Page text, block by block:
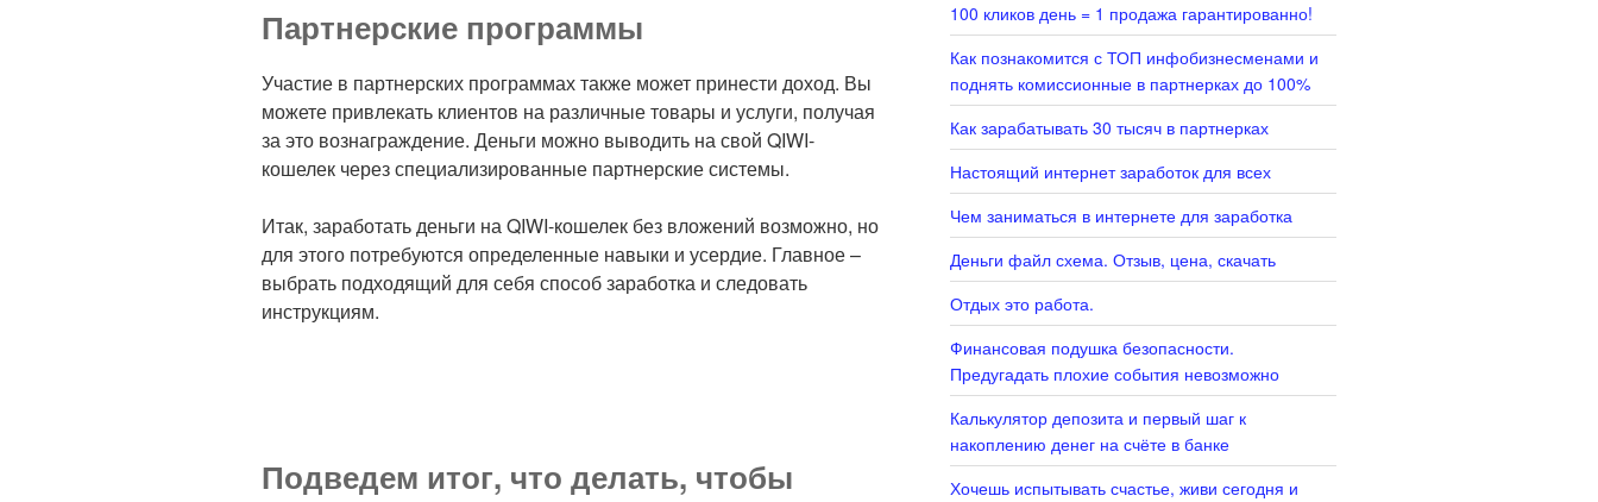
Партнерские программы
Участие в партнерских программах также может принести доход. Вы
можете привлекать клиентов на различные товары и услуги, получая
за это вознаграждение. Деньги можно выводить на свой QIWI-
кошелек через специализированные партнерские системы.
Итак, заработать деньги на QIWI-кошелек без вложений возможно, но
для этого потребуются определенные навыки и усердие. Главное –
выбрать подходящий для себя способ заработка и следовать
инструкциям.
Подведем итог, что делать, чтобы
100 кликов день = 1 продажа гарантированно!
Как познакомится с ТОП инфобизнесменами и
поднять комиссионные в партнерках до 100%
Как зарабатывать 30 тысяч в партнерках
Настоящий интернет заработок для всех
Чем заниматься в интернете для заработка
Деньги файл схема. Отзыв, цена, скачать
Отдых это работа.
Финансовая подушка безопасности.
Предугадать плохие события невозможно
Калькулятор депозита и первый шаг к
накоплению денег на счёте в банке
Хочешь испытывать счастье, живи сегодня и